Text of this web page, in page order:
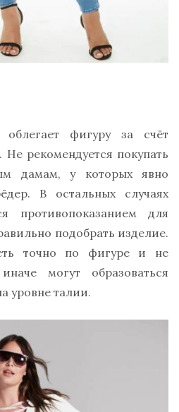
фигуру за счёт
Не рекомендуется покупать
дамам, у которых явно
В остальных случаях
противопоказанием для
подобрать изделие.
точно по фигуре и не
могут образоваться
уровне талии.